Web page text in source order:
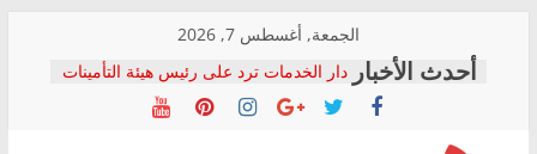
content
الجمعة, أغسطس 7, 2026
دار الخدمات ترد على رئيس هيئة التأمينات
بعد مؤتمره الصحفي: إنكار الأزمة لا ينهي
معاناة أصحاب المعاشات.. ونطالب بكشف